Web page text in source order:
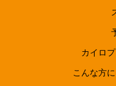
カイロ
こんな方